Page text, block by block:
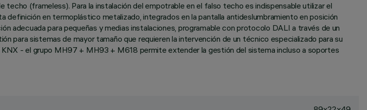
techo (frameless). Para la instalación del empotrable en el falso techo es indispensable utilizar el
en termoplástico metalizado, integrados en la pantalla antideslumbramiento en posición
adecuada para pequeñas y medias instalaciones, programable con protocolo DALI a través de un
sistemas de mayor tamaño que requieren la intervención de un técnico especializado para su
- el grupo MH97 + MH93 + M618 permite extender la gestión del sistema incluso a soportes